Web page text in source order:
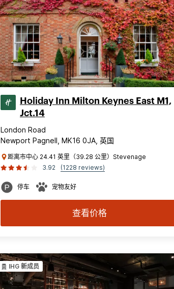
Holiday Inn Milton Keynes East M1,
Jct.14
London Road
Newport Pagnell, MK16 0JA, 英国
距离市中心 24.41 英里（39.28 公里）Stevenage
3.92
(1228 reviews)
停车 宠物友好
查看价格
IHG 新成员